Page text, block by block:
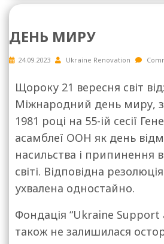
ДЕНЬ МИРУ
24.09.2023 Ukraine Renovation
Щороку 21 вересня світ
Міжнародний день миру,
1981 році на 55-ій сесії
асамблеї ООН як день
насильства і припинення
світі. Відповідна
ухвалена одностайно.
Фондація “Ukraine Support
також не залишилася